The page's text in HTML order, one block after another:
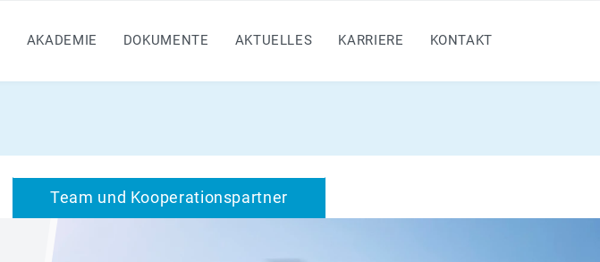
AKADEMIE DOKUMENTE AKTUELLES KARRIERE KONTAKT
Team und Kooperationspartner